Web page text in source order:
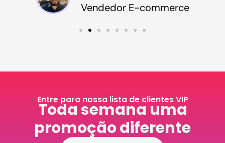
Vendedor E-commerce
Entre para nossa lista de clientes VIP
Toda semana uma
promoção diferente​